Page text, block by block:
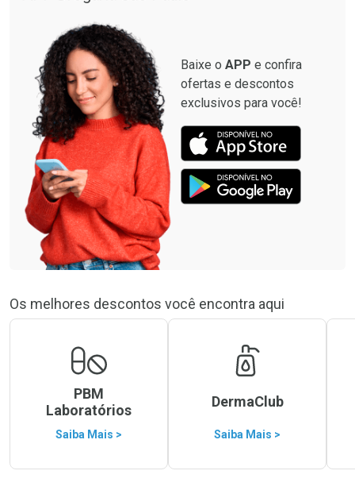
Baixe o APP e confira
ofertas e descontos
exclusivos para você!
Os melhores descontos você encontra aqui
PBM
Laboratórios
Saiba Mais >
DermaClub
Saiba Mais >